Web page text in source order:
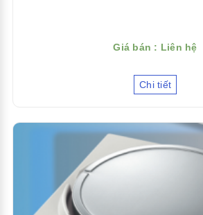
Giá bán : Liên hệ
Chi tiết